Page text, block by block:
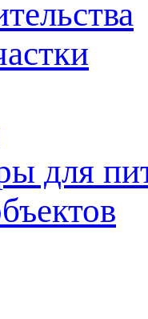
для